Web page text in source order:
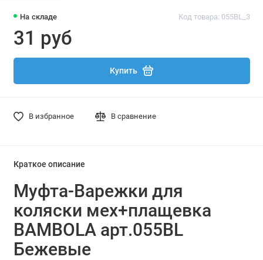
На складе Код товара: 055BL_3
31 руб
Купить
В избранное В сравнение
Краткое описание
Муфта-Варежки для
коляски мех+плащевка
BAMBOLA арт.055BL
Бежевые